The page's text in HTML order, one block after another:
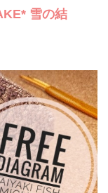
雪の結